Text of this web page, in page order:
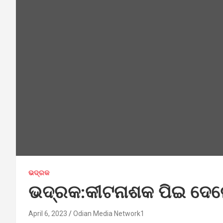
ଭଦ୍ରକ
ଭଦ୍ରକ:କୀଟନାଶକ ପିଇ
April 6, 2023 Odian Media Network1